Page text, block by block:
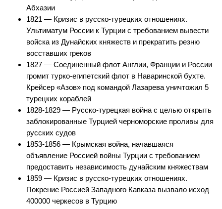
Абхазии
1821 — Кризис в русско-турецких отношениях.
Ультиматум России к Турции с требованием вывести
войска из Дунайских княжеств и прекратить резню
восставших греков
1827 — Соединенный флот Англии, Франции и России
громит турко-египетский флот в Наваринской бухте.
Крейсер «Азов» под командой Лазарева уничтожил 5
турецких кораблей
1828-1829 — Русско-турецкая война с целью открыть
заблокированные Турцией черноморские проливы для
русских судов
1853-1856 — Крымская война, начавшаяся
объявление Россией войны Турции с требованием
предоставить независимость дунайским княжествам
1859 — Кризис в русско-турецких отношениях.
Покрение Россией Западного Кавказа вызвало исход
400000 черкесов в Турцию